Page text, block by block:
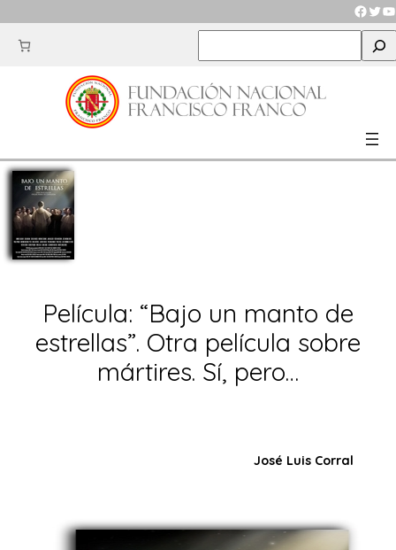
al
contenido
e
r
c
Película: “Bajo un manto de
estrellas”. Otra película sobre
mártires. Sí, pero…
José Luis Corral